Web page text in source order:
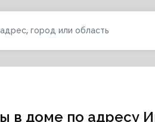
в доме по адресу